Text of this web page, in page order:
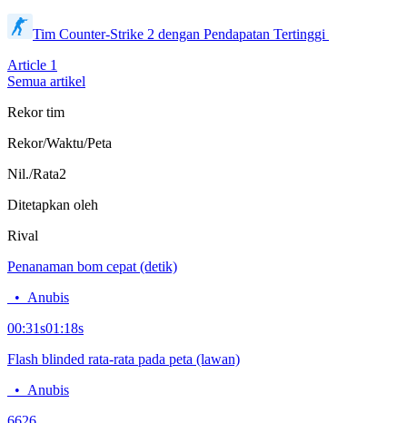
Tim Counter-Strike 2 dengan Pendapatan Tertinggi
Article 1
Semua artikel
Rekor tim
Rekor/Waktu/Peta
Nil./Rata2
Ditetapkan oleh
Rival
Penanaman bom cepat (detik)
• Anubis
00:31s01:18s
Flash blinded rata-rata pada peta (lawan)
• Anubis